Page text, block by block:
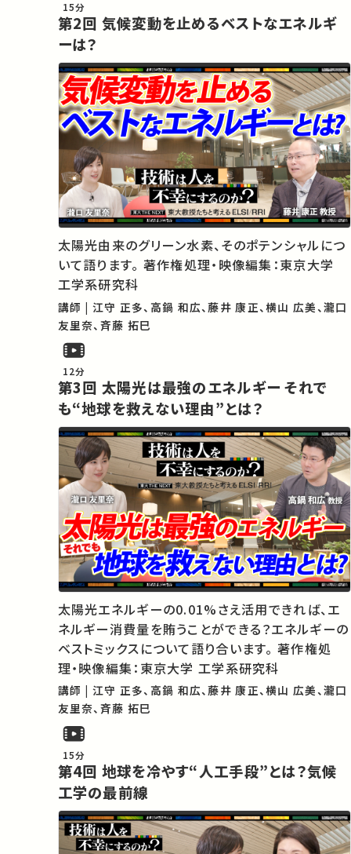
15分
第2回 気候変動を止めるベストなエネルギ
ーは？
太陽光由来のグリーン水素、そのポテンシャルにつ
いて語ります。 著作権処理・映像編集：東京大学
工学系研究科
講師 | 江守 正多、高鍋 和広、藤井 康正、横山 広美、瀧口
友里奈、斉藤 拓巳
12分
第3回 太陽光は最強のエネルギー それで
も“地球を救えない理由”とは？
太陽光エネルギーの0.01%さえ活用できれば、エ
ネルギー消費量を賄うことができる？エネルギーの
ベストミックスについて語り合います。 著作権処
理・映像編集：東京大学 工学系研究科
講師 | 江守 正多、高鍋 和広、藤井 康正、横山 広美、瀧口
友里奈、斉藤 拓巳
15分
第4回 地球を冷やす“人工手段”とは？気候
工学の最前線